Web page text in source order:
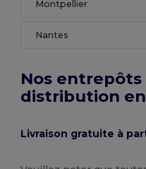
Montpellier
Nantes
Nos
distribution
Livraison gratuite à